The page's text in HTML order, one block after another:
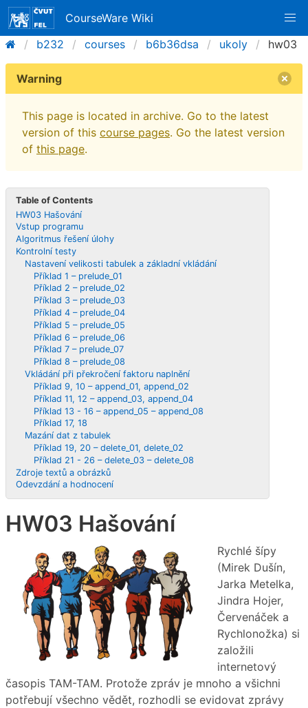
CourseWare Wiki
b232
courses b6b36dsa ukoly hw03
Warning
This page is located in archive. Go to the latest
version of this course pages. Go the latest version
of this page.
Table of Contents
HW03 Hašování
Vstup programu
Algoritmus řešení úlohy
Kontrolní testy
Nastavení velikosti tabulek a základní vkládání
Příklad 1 – prelude_01
Příklad 2 – prelude_02
Příklad 3 – prelude_03
Příklad 4 – prelude_04
Příklad 5 – prelude_05
Příklad 6 – prelude_06
Příklad 7 – prelude_07
Příklad 8 – prelude_08
Vkládání při překročení faktoru naplnění
Příklad 9, 10 – append_01, append_02
Příklad 11, 12 – append_03, append_04
Příklad 13 - 16 – append_05 – append_08
Příklad 17, 18
Mazání dat z tabulek
Příklad 19, 20 – delete_01, delete_02
Příklad 21 - 26 – delete_03 – delete_08
Zdroje textů a obrázků
Odevzdání a hodnocení
HW03 Hašování
Rychlé šípy
(Mirek Dušín,
Jarka Metelka,
Jindra Hojer,
Červenáček a
Rychlonožka) si
založili
internetový
časopis TAM-TAM. Protože zpráv je mnoho a všichni
potřebují všechno vědět, rozhodli se evidovat zprávy